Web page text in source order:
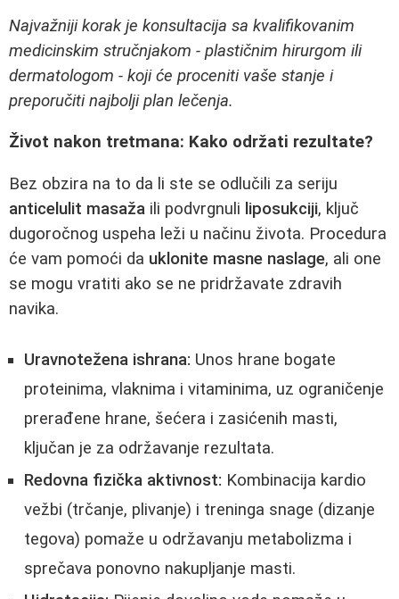
Najvažniji korak je konsultacija sa kvalifikovanim
medicinskim stručnjakom - plastičnim hirurgom ili
dermatologom - koji će proceniti vaše stanje i
preporučiti najbolji plan lečenja.
Život nakon tretmana: Kako održati rezultate?
Bez obzira na to da li ste se odlučili za seriju
anticelulit masaža ili podvrgnuli liposukciji, ključ
dugoročnog uspeha leži u načinu života. Procedura
će vam pomoći da uklonite masne naslage, ali one
se mogu vratiti ako se ne pridržavate zdravih
navika.
Uravnotežena ishrana: Unos hrane bogate
proteinima, vlaknima i vitaminima, uz ograničenje
prerađene hrane, šećera i zasićenih masti,
ključan je za održavanje rezultata.
Redovna fizička aktivnost: Kombinacija kardio
vežbi (trčanje, plivanje) i treninga snage (dizanje
tegova) pomaže u održavanju metabolizma i
sprečava ponovno nakupljanje masti.